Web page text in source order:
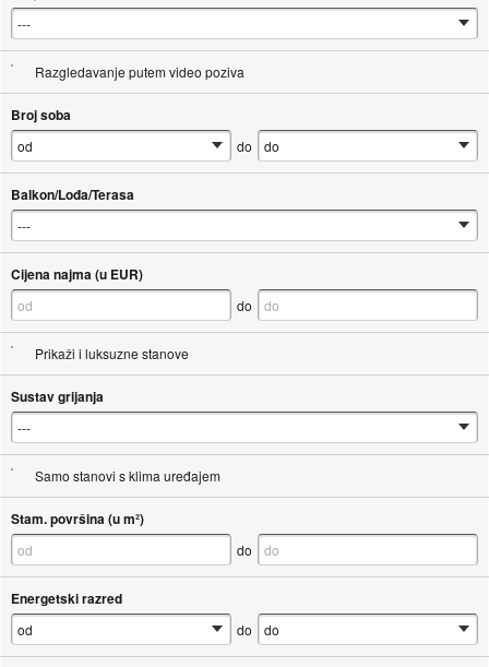
Razgledavanje putem video poziva
Broj soba
do
Balkon/Lođa/Terasa
Cijena najma (u EUR)
do
Prikaži i luksuzne stanove
Sustav grijanja
Samo stanovi s klima uređajem
Stam. površina (u m²)
do
Energetski razred
do